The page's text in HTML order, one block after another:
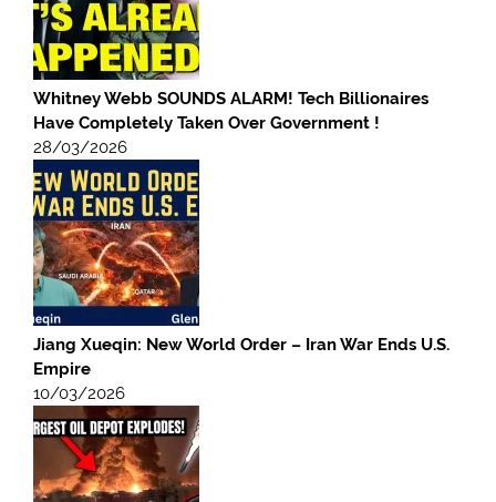
Whitney Webb SOUNDS ALARM! Tech Billionaires
Have Completely Taken Over Government !
28/03/2026
Jiang Xueqin: New World Order – Iran War Ends U.S.
Empire
10/03/2026